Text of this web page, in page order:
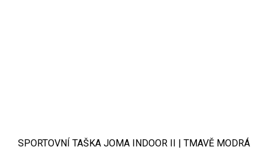
SPORTOVNÍ TAŠKA JOMA INDOOR II | TMAVĚ MODRÁ